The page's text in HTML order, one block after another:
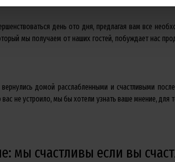
день ото дня, предлагая вам все
мы получаем от наших гостей, побуждает нас
домой расслабленными и счастливыми
не устроило, мы бы хотели узнать ваше мнение, для
мы счастливы если вы